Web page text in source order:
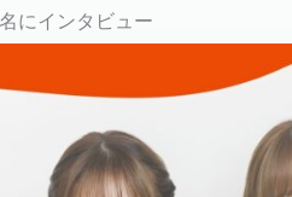
にインタビュー